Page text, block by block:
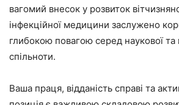
вагомий внесок у розвиток
інфекційної медицини заслужено
глибокою повагою серед наукової та
спільноти.
Ваша праця, відданість справі та